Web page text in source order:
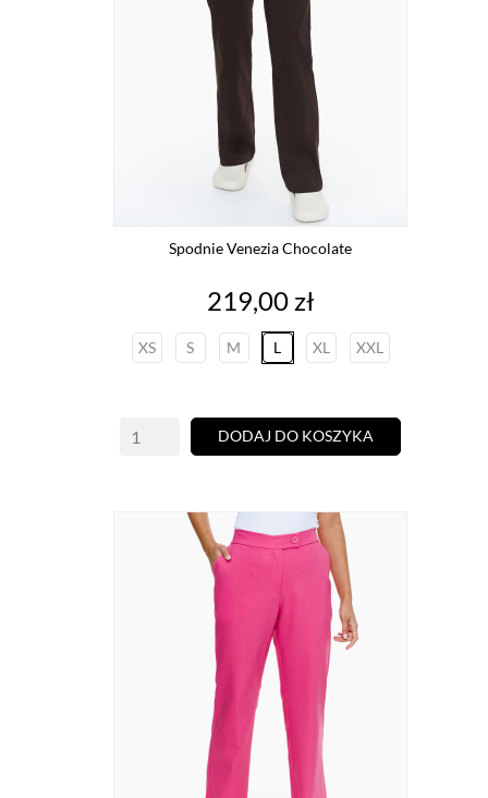
Spodnie Venezia Chocolate
Cena
219,00 zł
XS S M L XL XXL
DODAJ DO KOSZYKA